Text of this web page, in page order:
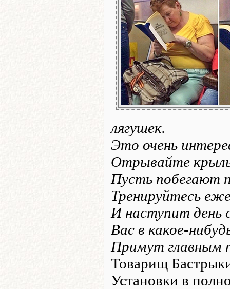
лягушек.
Это очень
Отрывайте
Пусть побегают
Тренируйтесь
И наступит день
Вас в какое-
Примут главным
Товарищ
Установки в